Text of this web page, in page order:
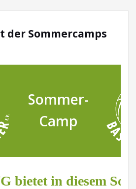
der Sommercamps
Sommer-
Camp
bietet in diesem